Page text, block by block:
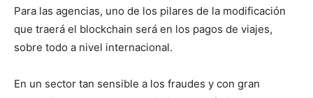
Para las agencias, uno de los pilares de la modificación
que traerá el blockchain será en los pagos de viajes,
sobre todo a nivel internacional.
En un sector tan sensible a los fraudes y con gran